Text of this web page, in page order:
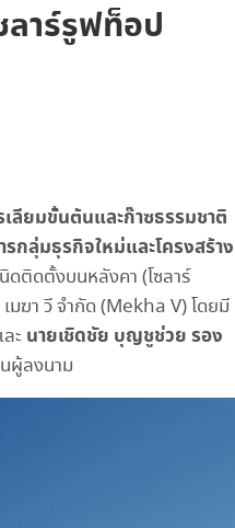
าร์รูฟท็อป
ลียมขั้นต้นและก๊าซธรรมชาติ
ลุ่มธุรกิจใหม่และโครงสร้าง
ติดตั้งบนหลังคา (โซลาร์
ฆา วี จำกัด (Mekha V) โดยมี
ะ นายเชิดชัย บุญชูช่วย รอง
ผู้ลงนาม